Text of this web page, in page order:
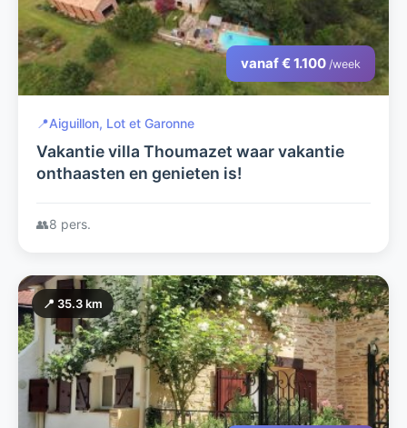
vanaf € 1.100 /week
📍Aiguillon, Lot et Garonne
Vakantie villa Thoumazet waar vakantie
onthaasten en genieten is!
👥8 pers.
📍 35.3 km